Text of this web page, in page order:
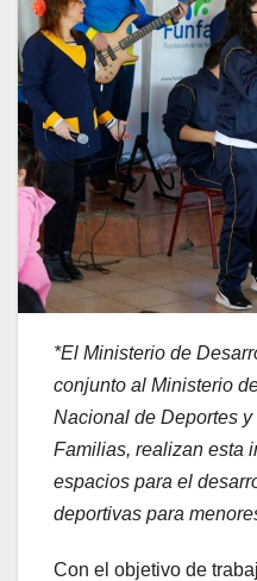
*El Ministerio de
conjunto al Ministerio
Nacional de Deportes
Familias, realizan esta
espacios para el
deportivas para
Con el objetivo de